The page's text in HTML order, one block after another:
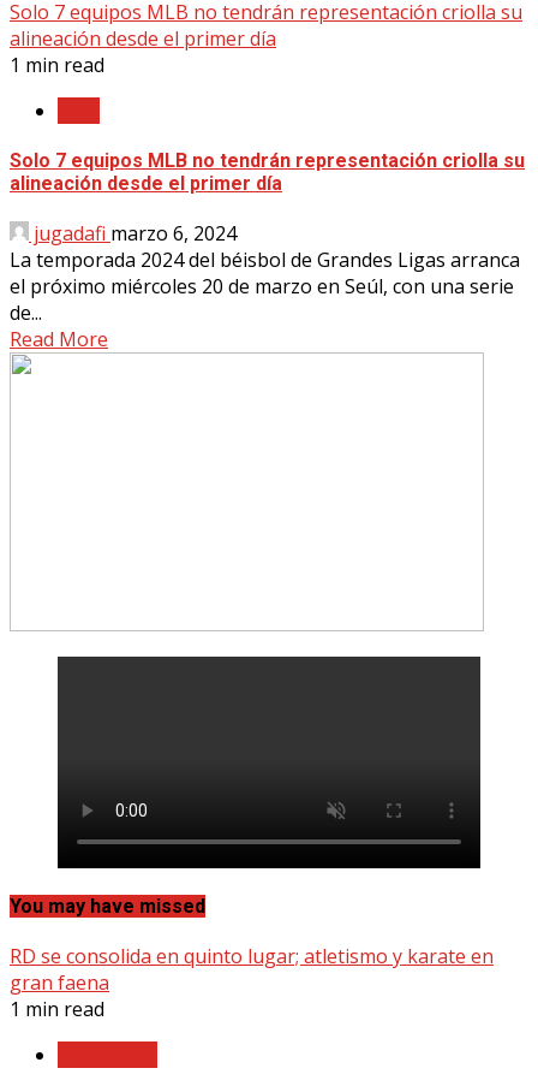
Solo 7 equipos MLB no tendrán representación criolla su
alineación desde el primer día
1 min read
Solo 7 equipos MLB no tendrán representación criolla su
alineación desde el primer día
jugadafi marzo 6, 2024
La temporada 2024 del béisbol de Grandes Ligas arranca
el próximo miércoles 20 de marzo en Seúl, con una serie
de...
Read More
You may have missed
RD se consolida en quinto lugar; atletismo y karate en
gran faena
1 min read